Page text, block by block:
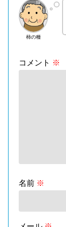
柿の種
コメント ※
名前 ※